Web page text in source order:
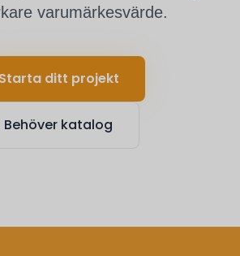
varumärkesvärde.
Starta ditt projekt
Behöver katalog